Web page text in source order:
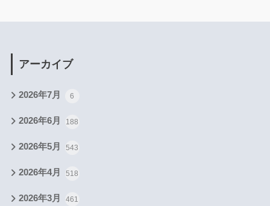
アーカイブ
2026年7月 6
2026年6月 188
2026年5月 543
2026年4月 518
2026年3月 461